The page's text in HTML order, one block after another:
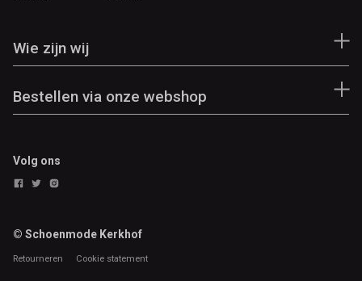
Wie zijn wij
Bestellen via onze webshop
Volg ons
© Schoenmode Kerkhof
Retourneren Cookie statement